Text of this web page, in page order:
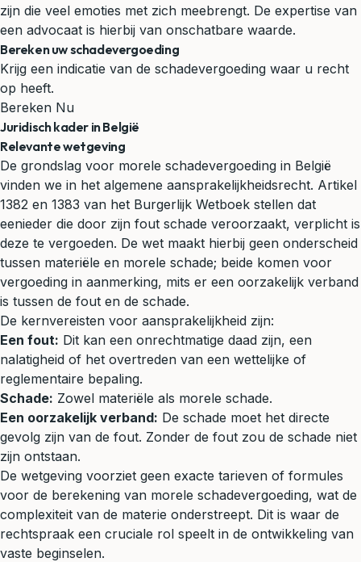
zijn die veel emoties met zich meebrengt. De expertise van
een advocaat is hierbij van onschatbare waarde.
Bereken uw schadevergoeding
Krijg een indicatie van de schadevergoeding waar u recht
op heeft.
Bereken Nu
Juridisch kader in België
Relevante wetgeving
De grondslag voor morele schadevergoeding in België
vinden we in het algemene aansprakelijkheidsrecht. Artikel
1382 en 1383 van het Burgerlijk Wetboek stellen dat
eenieder die door zijn fout schade veroorzaakt, verplicht is
deze te vergoeden. De wet maakt hierbij geen onderscheid
tussen materiële en morele schade; beide komen voor
vergoeding in aanmerking, mits er een oorzakelijk verband
is tussen de fout en de schade.
De kernvereisten voor aansprakelijkheid zijn:
Een fout: Dit kan een onrechtmatige daad zijn, een
nalatigheid of het overtreden van een wettelijke of
reglementaire bepaling.
Schade: Zowel materiële als morele schade.
Een oorzakelijk verband: De schade moet het directe
gevolg zijn van de fout. Zonder de fout zou de schade niet
zijn ontstaan.
De wetgeving voorziet geen exacte tarieven of formules
voor de berekening van morele schadevergoeding, wat de
complexiteit van de materie onderstreept. Dit is waar de
rechtspraak een cruciale rol speelt in de ontwikkeling van
vaste beginselen.